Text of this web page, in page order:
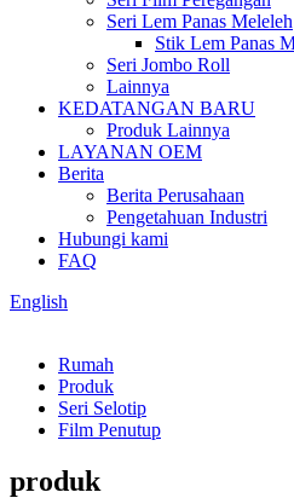
Seri Lem Panas Meleleh
Stik Lem Panas
Seri Jombo Roll
Lainnya
KEDATANGAN BARU
Produk Lainnya
LAYANAN OEM
Berita
Berita Perusahaan
Pengetahuan Industri
Hubungi kami
FAQ
English
Rumah
Produk
Seri Selotip
Film Penutup
produk